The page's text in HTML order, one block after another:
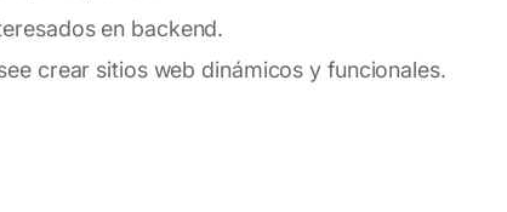
en backend.
crear sitios web dinámicos y funcionales.